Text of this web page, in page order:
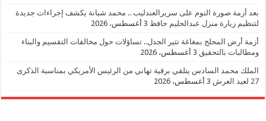
بعد أزمة صورة النوم على سريرالعندليب .. محمد شبانة يكشف إجراءات جديدة
لتنظيم زيارة منزل عبدالحليم حافظ 3 أغسطس، 2026
أزمة أرض المحلج بمغاغة تثير الجدل.. تساؤلات حول مخالفات التقسيم والبناء
ومطالبات بالتحقيق 3 أغسطس، 2026
الملك محمد السادس يتلقي برقية تهاني من الرئيس الأمريكي بمناسبة الذكرى
27 لعيد العرش
3 أغسطس، 2026